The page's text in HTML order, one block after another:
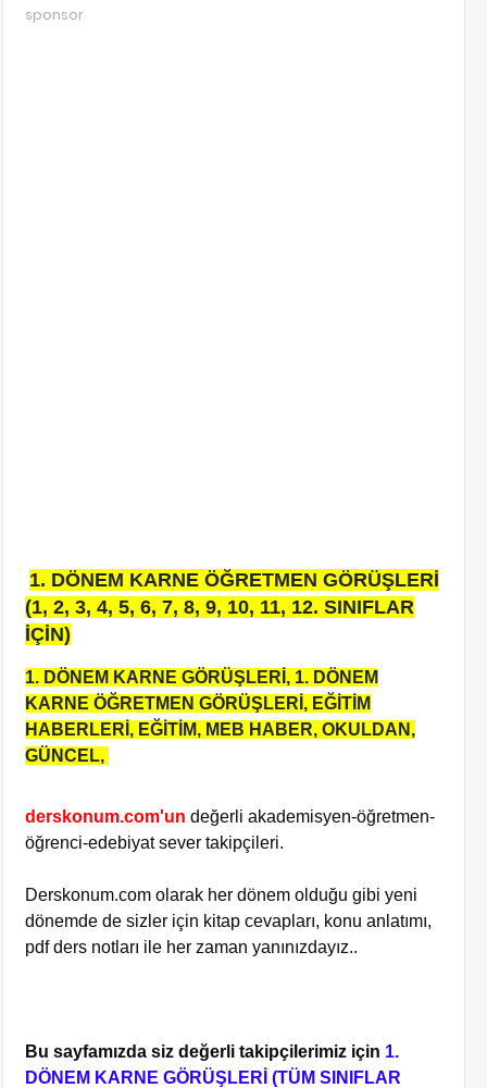
sponsor
1. DÖNEM KARNE ÖĞRETMEN GÖRÜŞLERİ
(1, 2, 3, 4, 5, 6, 7, 8, 9, 10, 11, 12. SINIFLAR
İÇİN)
1. DÖNEM KARNE GÖRÜŞLERİ, 1. DÖNEM
KARNE ÖĞRETMEN GÖRÜŞLERİ, EĞİTİM
HABERLERİ, EĞİTİM, MEB HABER, OKULDAN,
GÜNCEL,
derskonum.com'un değerli akademisyen-öğretmen-
öğrenci-edebiyat sever takipçileri.
Derskonum.com olarak her dönem olduğu gibi yeni
dönemde de sizler için kitap cevapları, konu anlatımı,
pdf ders notları ile her zaman yanınızdayız..
Bu sayfamızda siz değerli takipçilerimiz için 1.
DÖNEM KARNE GÖRÜŞLERİ (TÜM SINIFLAR